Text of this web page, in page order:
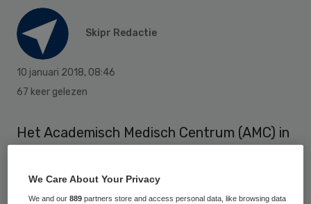
Skipr Redactie
10 januari 2018, 08:46
67 keer gelezen
Het Academisch Medisch Centrum (AMC) in
terrein zuiveren. In 2019 wordt bij het
ziekenhuis een zuiveringsinstallatie
We Care About Your Privacy
We and our889 partners store and access personal data, like browsing data